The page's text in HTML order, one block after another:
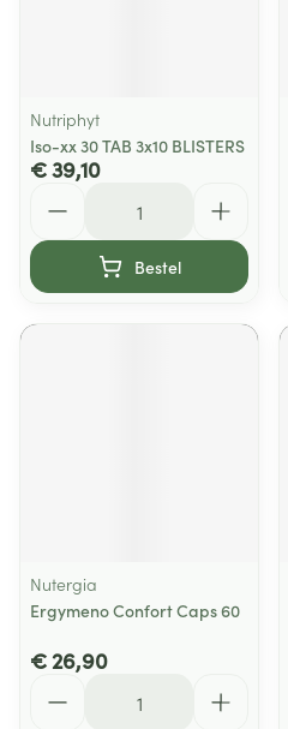
Nutriphyt
Iso-xx 30 TAB 3x10 BLISTERS
€ 39,10
Bestel
Nutergia
Ergymeno Confort Caps 60
€ 26,90